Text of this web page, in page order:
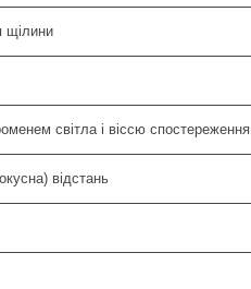
щілини
світла і віссю спостереження
відстань